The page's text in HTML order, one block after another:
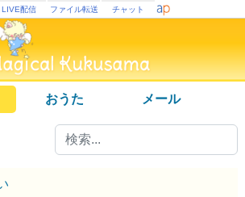
LIVE配信 ファイル転送 チャット
おうた メール